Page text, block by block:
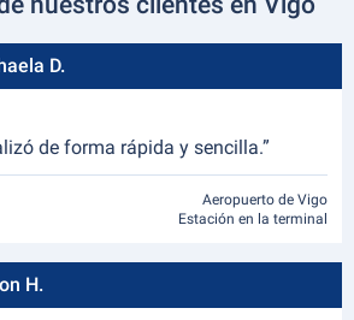
D.
de forma rápida y sencilla.”
Aeropuerto de Vigo
Estación en la terminal
H.